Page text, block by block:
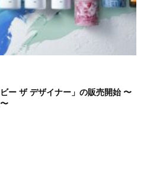
ー ザ デザイナー」の販売開始 〜